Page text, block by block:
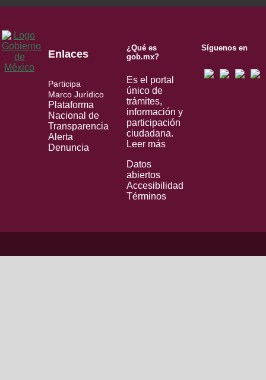
Enlaces
Participa
Marco Jurídico
Plataforma
Nacional de
Transparencia
Alerta
Denuncia
¿Qué es
gob.mx?
Es el portal
único de
trámites,
información y
participación
ciudadana.
Leer más
Datos
abiertos
Accesibilidad
Términos
Síguenos en